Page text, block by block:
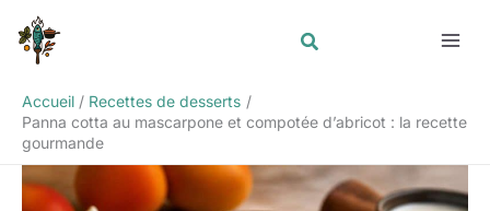
contenu
Accueil
Recettes de desserts
Panna cotta au mascarpone et compotée d’abricot : la recette
gourmande
Rechercher